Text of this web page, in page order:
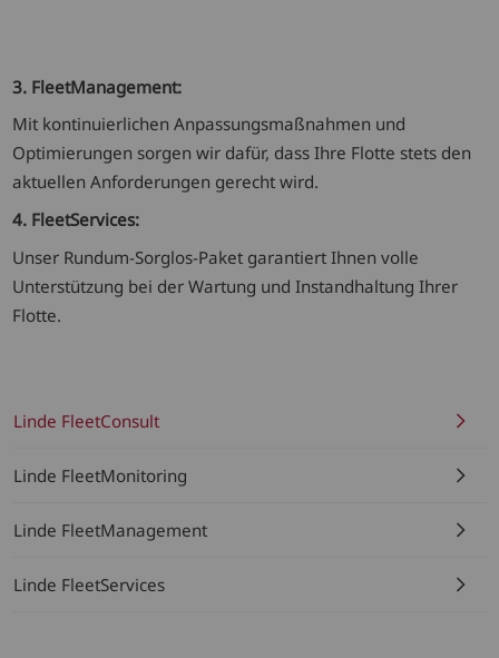
3. FleetManagement:
Mit kontinuierlichen Anpassungsmaßnahmen und
Optimierungen sorgen wir dafür, dass Ihre Flotte stets den
aktuellen Anforderungen gerecht wird.
4. FleetServices:
Unser Rundum-Sorglos-Paket garantiert Ihnen volle
Unterstützung bei der Wartung und Instandhaltung Ihrer
Flotte.
Linde FleetConsult
Linde FleetMonitoring
Linde FleetManagement
Linde FleetServices